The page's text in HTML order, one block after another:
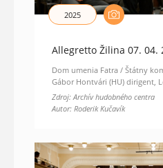
2025
Allegretto Žilina 07. 04.
Dom umenia Fatra / Štátny
Gábor Hontvári (HU) dirigent,
Zdroj: Archív hudobného centra
Autor: Roderik Kučavík